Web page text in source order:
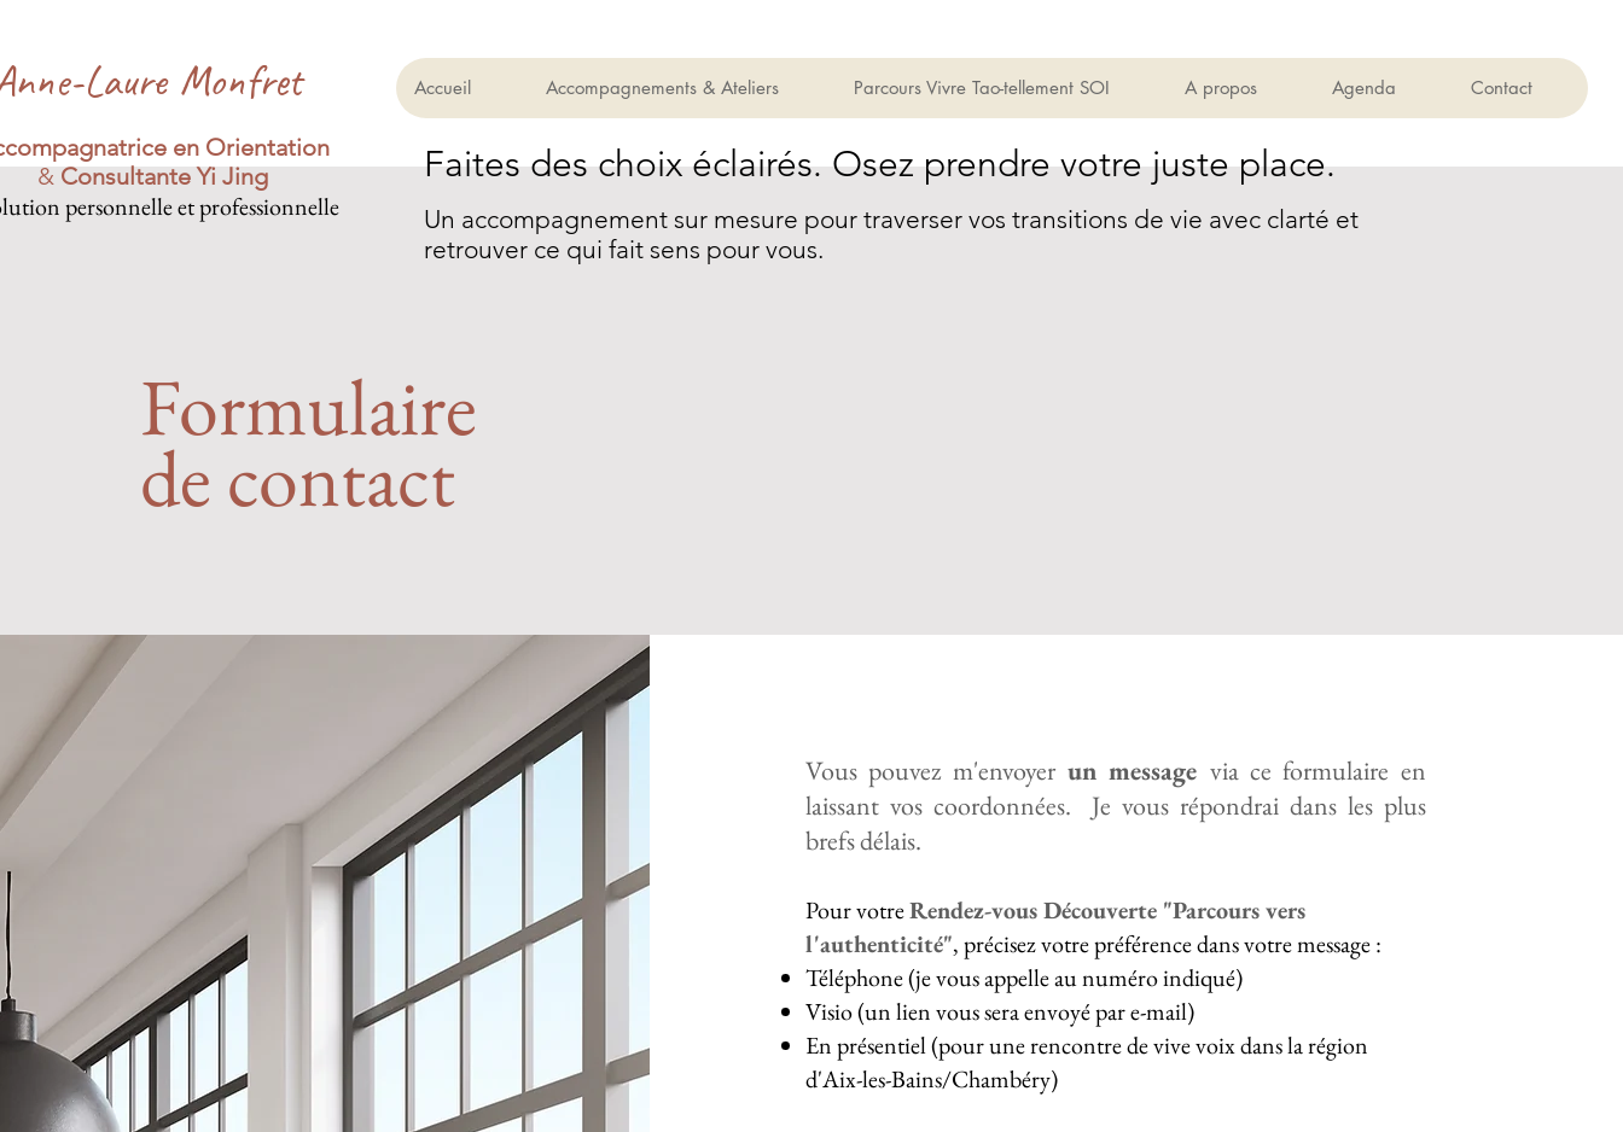
Laure Monfret
en Orientation
&Consultante Yi Jing
personnelle et professionnelle
Accueil Accompagnements & Ateliers Parcours Vivre Tao-tellement SOI A propos Agenda Contact
Faites des choix éclairés. Osez prendre votre juste place.
Un accompagnement sur mesure pour traverser vos transitions de vie avec clarté et
retrouver ce qui fait sens pour vous.
Formulaire
de contact
Vous pouvez m'envoyerun message via ce formulaire en
laissant vos coordonnées. Je vous répondrai dans les plus
brefs délais.
Pour votreRendez-vous Découverte "Parcours vers
l'authenticité", précisez votre préférence dans votre message :
Téléphone (je vous appelle au numéro indiqué)
Visio (un lien vous sera envoyé par e-mail)
En présentiel (pour une rencontre de vive voix dans la région
d'Aix-les-Bains/Chambéry)